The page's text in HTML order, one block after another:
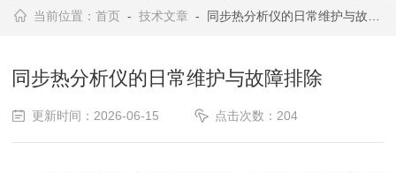
当前位置：首页 -技术文章 - 同步热分析仪的日常维护与故障排除
同步热分析仪的日常维护与故障排除
更新时间：2026-06-15 点击次数：204